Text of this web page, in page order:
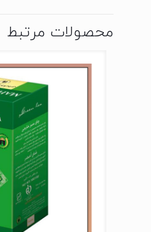
محصولات مرتبط